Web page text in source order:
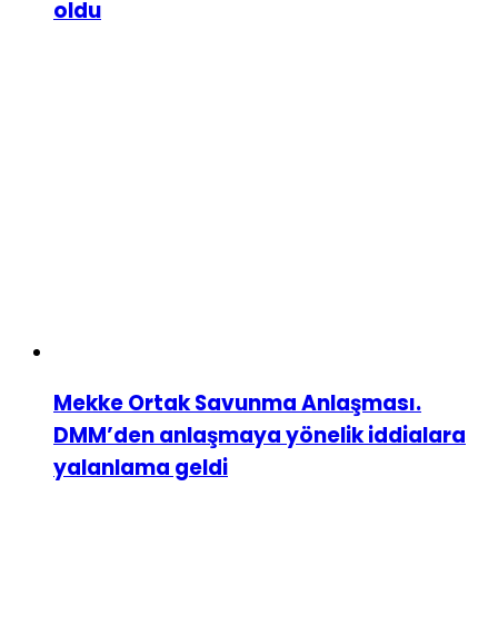
oldu
Mekke Ortak Savunma Anlaşması.
DMM’den anlaşmaya yönelik iddialara
yalanlama geldi